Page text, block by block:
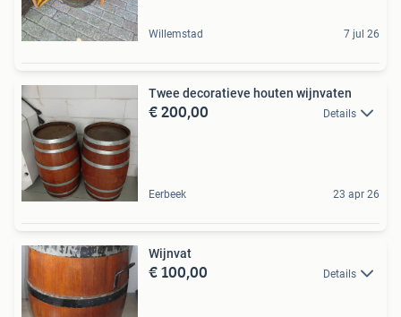
Willemstad 7 jul 26
Twee decoratieve houten wijnvaten
€ 200,00 Details
Eerbeek 23 apr 26
Wijnvat
€ 100,00 Details